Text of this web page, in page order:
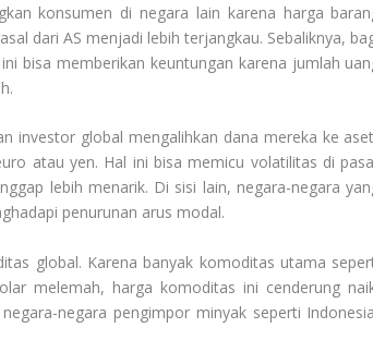
konsumen di negara lain karena harga
dari AS menjadi lebih terjangkau. Sebaliknya,
bisa memberikan keuntungan karena jumlah
investor global mengalihkan dana mereka ke
atau yen. Hal ini bisa memicu volatilitas di
lebih menarik. Di sisi lain, negara-negara
penurunan arus modal.
global. Karena banyak komoditas utama
melemah, harga komoditas ini cenderung
negara pengimpor minyak seperti